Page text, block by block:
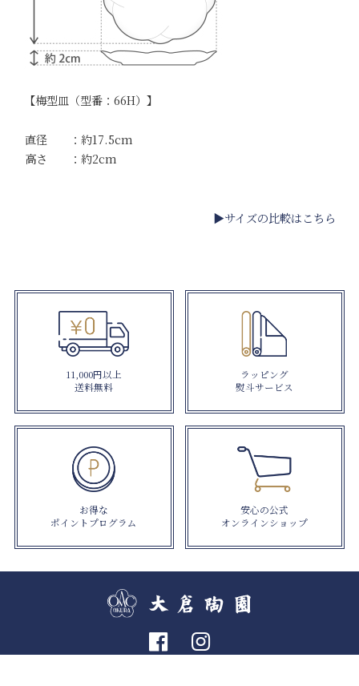
【梅型皿（型番：66H）】
直径 ：約17.5cm
高さ ：約2cm
▶サイズの比較はこちら
11,000円以上
送料無料
ラッピング
熨斗サービス
お得な
ポイントプログラム
安心の公式
オンラインショップ